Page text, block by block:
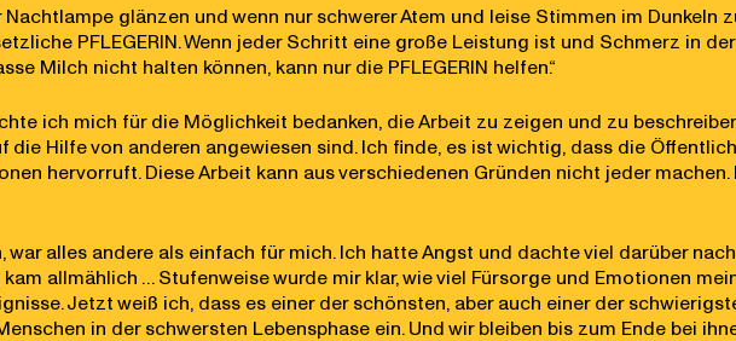
glänzen und wenn nur schwerer Atem und leise Stimmen im Dunkeln
PFLEGERIN. Wenn jeder Schritt eine große Leistung ist und Schmerz in
Milch nicht halten können, kann nur die PFLEGERIN helfen.“
ich mich für die Möglichkeit bedanken, die Arbeit zu zeigen und zu
die Hilfe von anderen angewiesen sind. Ich finde, es ist wichtig, dass die
hervorruft. Diese Arbeit kann aus verschiedenen Gründen nicht jeder machen.
alles andere als einfach für mich. Ich hatte Angst und dachte viel darüber
allmählich … Stufenweise wurde mir klar, wie viel Fürsorge und Emotionen
Jetzt weiß ich, dass es einer der schönsten, aber auch einer der
in der schwersten Lebensphase ein. Und wir bleiben bis zum Ende bei